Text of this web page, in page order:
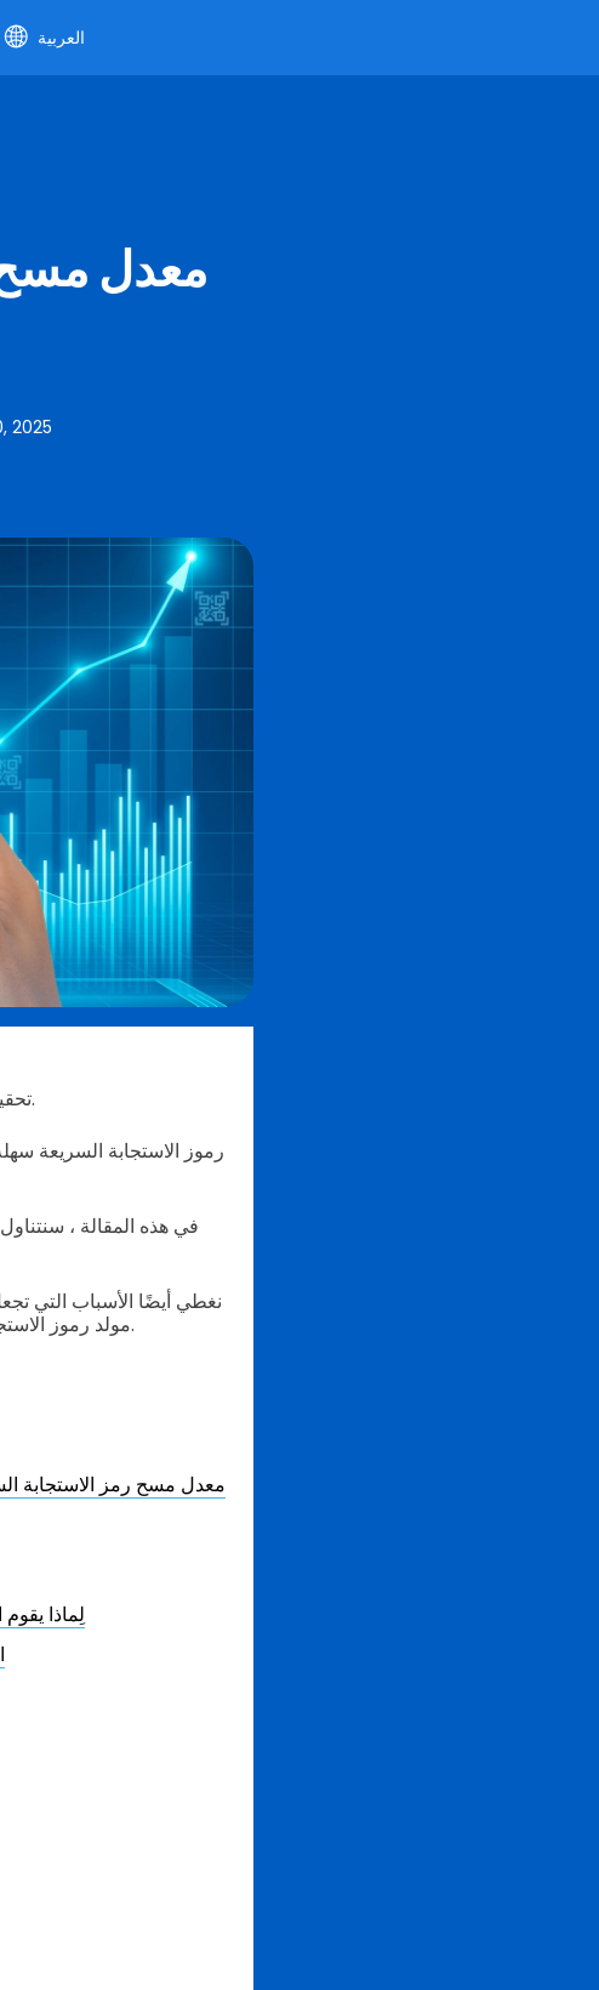
العربية
2025
تحقيق معدل عالٍ لمسح رمز الاستجابة السريعة خلال حملاتك تحدي لا ينبغي أن تأخذه بخفة.
رموز الاستجابة السريعة
في هذه المقالة ،
نغطي أيضًا الأسباب التي
مولد رموز الاستجابة السريعة لتحقيق معدلات مسح ممتازة لحملات رموز الاستجابة السريعة الخاصة بك.
معدل مسح رمز الاستجابة
لِماذا